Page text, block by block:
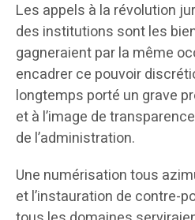
Les appels à la révolution
des institutions sont les
gagneraient par la même
encadrer ce pouvoir
longtemps porté un grave
et à l’image de
de l’administration.
Une numérisation tous
et l’instauration de contre-